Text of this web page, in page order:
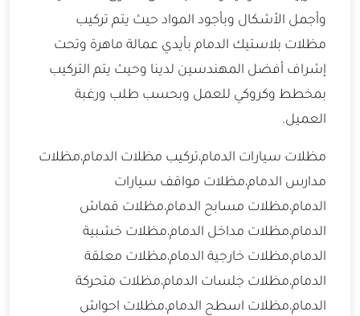
وأجمل الأشكال وبأجود المواد حيث يتم تركيب
مظلات بلاستيك الدمام بأيدي عمالة ماهرة وتحت
إشراف أفضل المهندسين لدينا وحيث يتم التركيب
بمخطط وكروكي للعمل وبحسب طلب ورغبة
العميل.
مظلات سيارات الدمام،تركيب مظلات الدمام،مظلات
مدارس الدمام،مظلات مواقف سيارات
الدمام،مظلات مسابح الدمام،مظلات قماش
الدمام،مظلات مداخل الدمام،مظلات خشبية
الدمام،مظلات خارجية الدمام،مظلات معلقة
الدمام،مظلات جلسات الدمام،مظلات متحركة
الدمام،مظلات اسطح الدمام،مظلات احواش